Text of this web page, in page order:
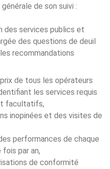
de son suivi :
des services publics et
des questions de deuil
recommandations
de tous les opérateurs
les services requis
facultatifs,
inopinées et des visites de
performances de chaque
fois par an,
de conformité